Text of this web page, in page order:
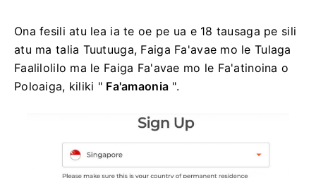
Ona fesili atu lea ia te oe pe ua e 18 tausaga pe sili
atu ma talia Tuutuuga, Faiga Fa'avae mo le Tulaga
Faalilolilo ma le Faiga Fa'avae mo le Fa'atinoina o
Poloaiga, kiliki " Fa'amaonia ".